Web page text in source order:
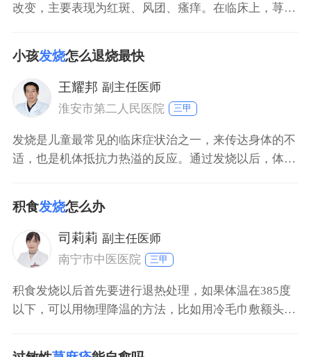
改变，主要表现为红斑、风团、瘙痒。在临床上，荨麻
麻疹，则称为慢性荨麻疹。对于荨麻疹来讲，致敏因素
有十几类、一百多种。常见的季节性荨麻疹，通常是花
粉所引起。食用含有异种蛋白的鱼、虾、海鲜等食物因
素，
小孩发烧怎么退烧最快
王耀邦 副主任医师
淮安市第二人民医院
三甲
发烧是儿童最常见的临床症状治之一，来传达身体的不
适，也是机体抵抗力热溢的反应。通过发烧以后，体内
巨噬细胞的吞噬活性和增加机体的抗病能力。一般低
烧，采取物理降温，物理降温包括衣服解开，促进对
流、促进散热，也可以用35度左右的温水，在小孩的血
管比较丰富的脖子、颈部、腹股沟等部位擦浴降温。对
于高热
积食发烧怎么办
司莉莉 副主任医师
南宁市中医医院
三甲
积食发烧以后首先要进行退热处理，如果体温在385度
以下，可以用物理降温的方法，比如用冷毛巾敷额头或
高到385度以上则需要用药物降温，其次针对积食本身